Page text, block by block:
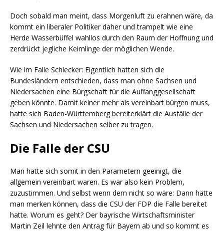
Doch sobald man meint, dass Morgenluft zu erahnen wäre, da
kommt ein liberaler Politiker daher und trampelt wie eine
Herde Wasserbüffel wahllos durch den Raum der Hoffnung und
zerdrückt jegliche Keimlinge der möglichen Wende.
Wie im Falle Schlecker: Eigentlich hatten sich die
Bundesländern entschieden, dass man ohne Sachsen und
Niedersachen eine Bürgschaft für die Auffanggesellschaft
geben könnte. Damit keiner mehr als vereinbart bürgen muss,
hatte sich Baden-Württemberg bereiterklärt die Ausfälle der
Sachsen und Niedersachen selber zu tragen.
Die Falle der CSU
Man hatte sich somit in den Parametern geeinigt, die
allgemein vereinbart waren. Es war also kein Problem,
zuzustimmen. Und selbst wenn dem nicht so wäre: Dann hätte
man merken können, dass die CSU der FDP die Falle bereitet
hatte. Worum es geht? Der bayrische Wirtschaftsminister
Martin Zeil lehnte den Antrag für Bayern ab und so kommt es